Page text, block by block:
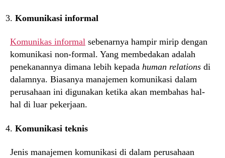
Komunikasi informal
Komunikas informal sebenarnya hampir mirip dengan
komunikasi non-formal. Yang membedakan adalah
penekanannya dimana lebih kepada human relations di
dalamnya. Biasanya manajemen komunikasi dalam
perusahaan ini digunakan ketika akan membahas hal-
hal di luar pekerjaan.
Komunikasi teknis
Jenis manajemen komunikasi di dalam perusahaan